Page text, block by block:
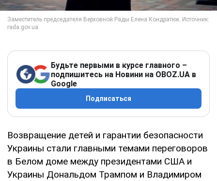
Будьте первыми в курсе главного –
подпишитесь на Новини на OBOZ.UA в
Google
Подписаться
Возвращение детей и гарантии безопасности
Украины стали главными темами переговоров
в Белом доме между президентами США и
Украины Дональдом Трампом и Владимиром